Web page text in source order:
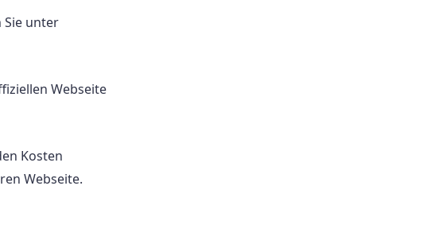
unter
Webseite
Kosten
Webseite.